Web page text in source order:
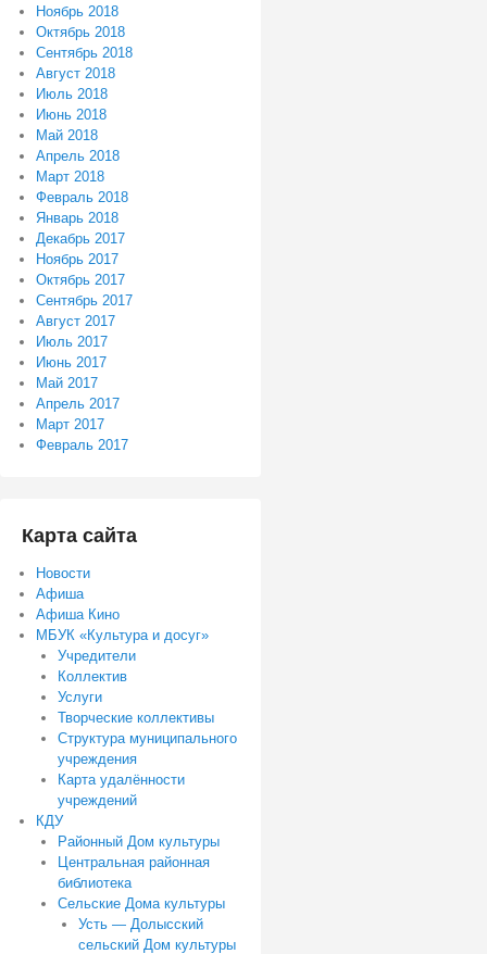
Ноябрь 2018
Октябрь 2018
Сентябрь 2018
Август 2018
Июль 2018
Июнь 2018
Май 2018
Апрель 2018
Март 2018
Февраль 2018
Январь 2018
Декабрь 2017
Ноябрь 2017
Октябрь 2017
Сентябрь 2017
Август 2017
Июль 2017
Июнь 2017
Май 2017
Апрель 2017
Март 2017
Февраль 2017
Карта сайта
Новости
Афиша
Афиша Кино
МБУК «Культура и досуг»
Учредители
Коллектив
Услуги
Творческие коллективы
Структура муниципального
учреждения
Карта удалённости
учреждений
КДУ
Районный Дом культуры
Центральная районная
библиотека
Сельские Дома культуры
Усть — Долысский
сельский Дом культуры